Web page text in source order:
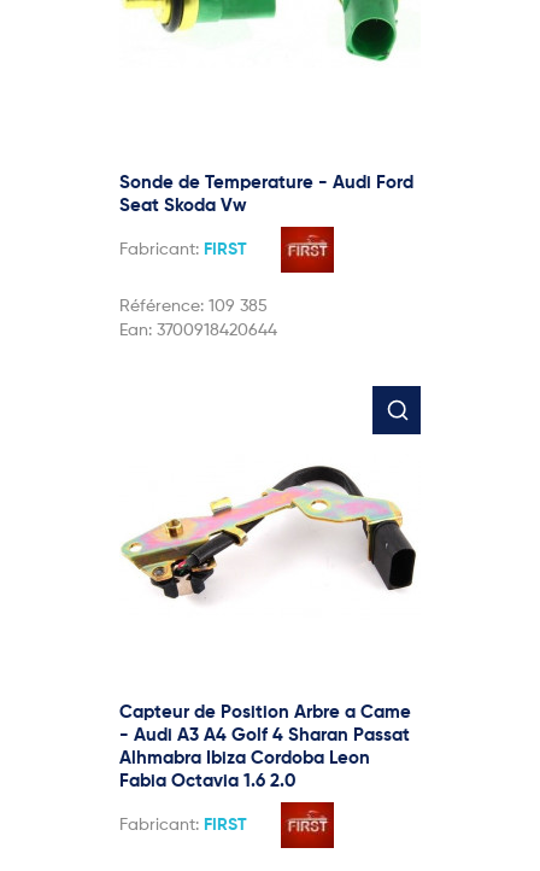
Sonde de Temperature - Audi Ford
Seat Skoda Vw
Fabricant: FIRST
Référence: 109 385
Ean: 3700918420644
Capteur de Position Arbre a Came
- Audi A3 A4 Golf 4 Sharan Passat
Alhmabra Ibiza Cordoba Leon
Fabia Octavia 1.6 2.0
Fabricant: FIRST